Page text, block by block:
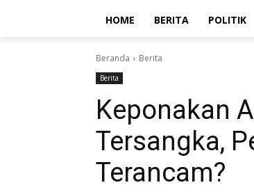
HOME BERITA POLITIK
Beranda Berita
Berita
Keponakan
Tersangka,
Terancam?